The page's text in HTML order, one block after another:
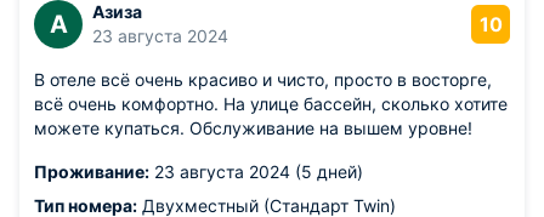
А
Азиза
23 августа 2024
10
В отеле всё очень красиво и чисто, просто в восторге,
всё очень комфортно. На улице бассейн, сколько хотите
можете купаться. Обслуживание на вышем уровне!
Проживание: 23 августа 2024 (5 дней)
Тип номера: Двухместный (Стандарт Twin)